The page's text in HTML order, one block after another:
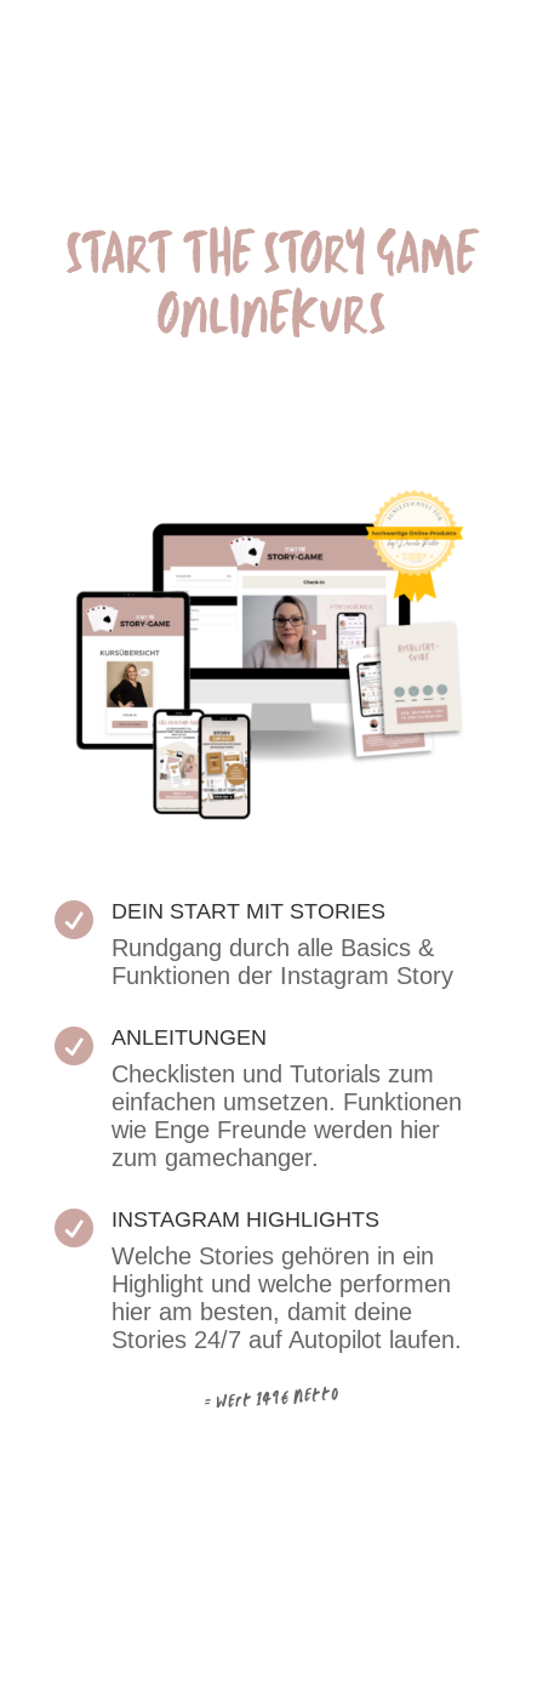
START THE STORY GAME
ONLINEKURS
 DEIN START MIT STORIES
Rundgang durch alle Basics &
Funktionen der Instagram Story
 ANLEITUNGEN
Checklisten und Tutorials zum
einfachen umsetzen. Funktionen
wie Enge Freunde werden hier
zum gamechanger.
 INSTAGRAM HIGHLIGHTS
Welche Stories gehören in ein
Highlight und welche performen
hier am besten, damit deine
Stories 24/7 auf Autopilot laufen.
= Wert 149€ netto